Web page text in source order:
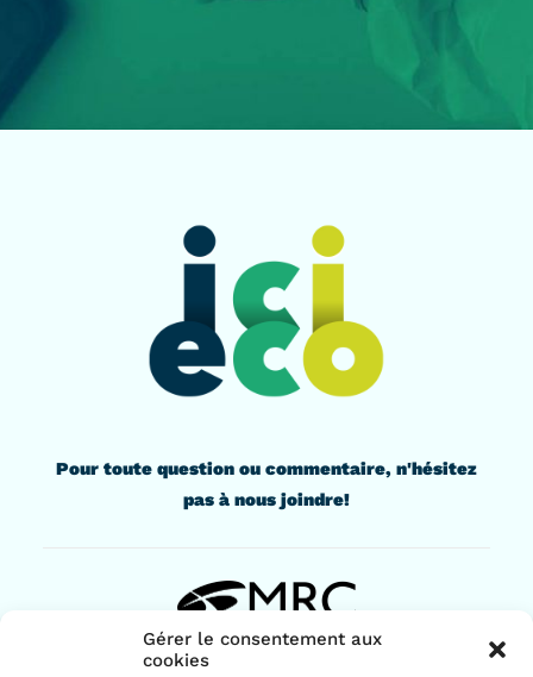
Gérer le consentement aux
cookies
Pour toute question ou commentaire, n'hésitez
pas à nous joindre!